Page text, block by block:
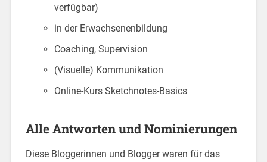
verfügbar)
in der Erwachsenenbildung
Coaching, Supervision
(Visuelle) Kommunikation
Online-Kurs Sketchnotes-Basics
Alle Antworten und Nominierungen
Diese Bloggerinnen und Blogger waren für das